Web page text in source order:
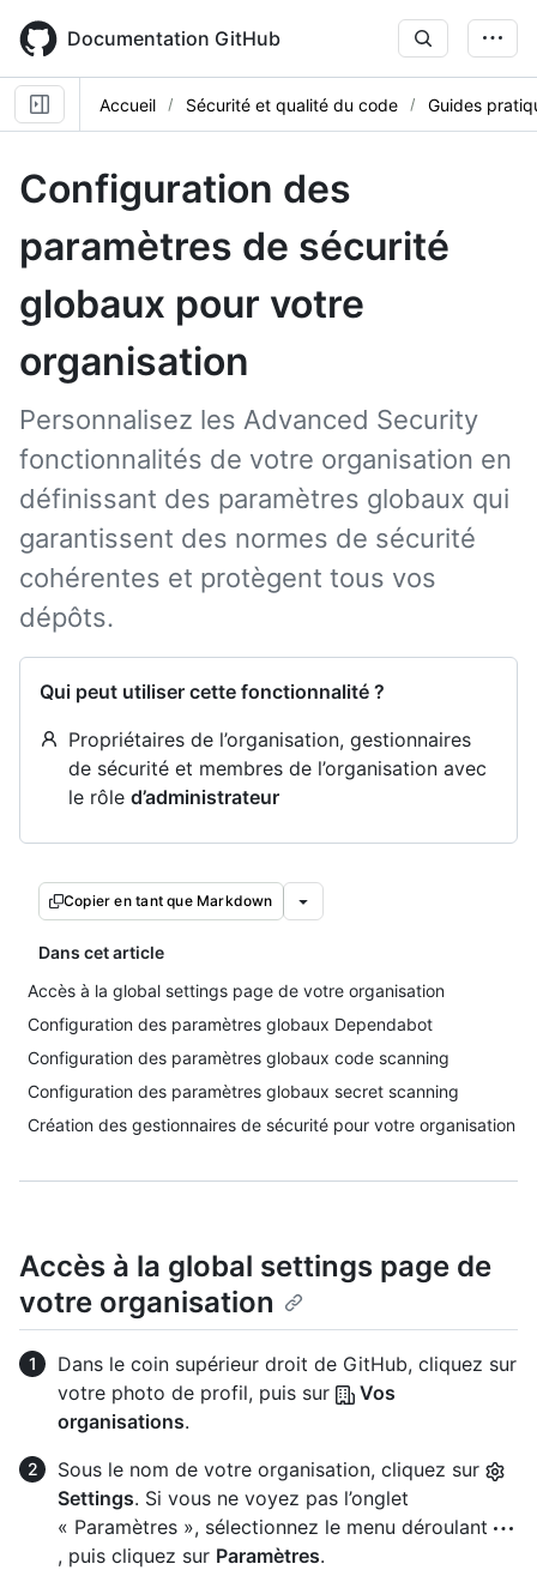
main
content
Documentation GitHub
Accueil Sécurité et qualité du code Guides
Configuration des
paramètres de sécurité
globaux pour votre
organisation
Personnalisez les Advanced Security
fonctionnalités de votre organisation en
définissant des paramètres globaux qui
garantissent des normes de sécurité
cohérentes et protègent tous vos
dépôts.
Qui peut utiliser cette fonctionnalité ?
Propriétaires de l’organisation, gestionnaires
de sécurité et membres de l’organisation avec
le rôle d’administrateur
Copier en tant que Markdown
Dans cet article
Accès à la global settings page de votre organisation
Configuration des paramètres globaux Dependabot
Configuration des paramètres globaux code scanning
Configuration des paramètres globaux secret scanning
Création des gestionnaires de sécurité pour votre organisation
Accès à la global settings page de
votre organisation
Dans le coin supérieur droit de GitHub, cliquez sur
votre photo de profil, puis sur
Vos
organisations.
Sous le nom de votre organisation, cliquez sur
Settings. Si vous ne voyez pas l’onglet
« Paramètres », sélectionnez le menu déroulant
, puis cliquez sur Paramètres.